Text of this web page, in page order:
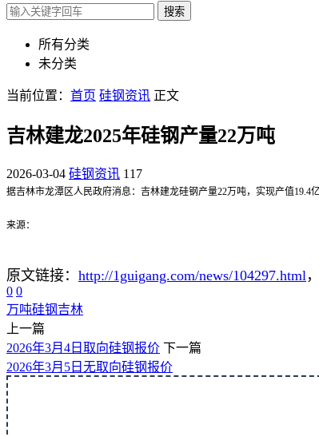
搜索
所有分类
未分类
当前位置： 首页 硅钢资讯 正文
吉林建龙2025年硅钢产量22万吨
2026-03-04 硅钢资讯 117
据吉林市龙潭区人民政府消息：吉林建龙硅钢产量22万吨，实现产值19.4
来源：
原文链接： http://1guigang.com/news/104297.html
0 0
万吨硅钢吉林
上一篇
2026年3月4日取向硅钢报价 下一篇
2026年3月5日无取向硅钢报价